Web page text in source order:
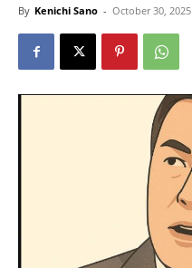
By Kenichi Sano - October 30, 2025